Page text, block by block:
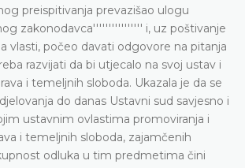
preispitivanja prevazišao ulogu
zakonodavca'''''''''''''''' i, uz poštivanje
vlasti, počeo davati odgovore na pitanja
razvijati da bi utjecalo na svoj ustav i
i temeljnih sloboda. Ukazala je da se
do danas Ustavni sud savjesno i
ustavnim ovlastima promoviranja i
i temeljnih sloboda, zajamčenih
odluka u tim predmetima čini